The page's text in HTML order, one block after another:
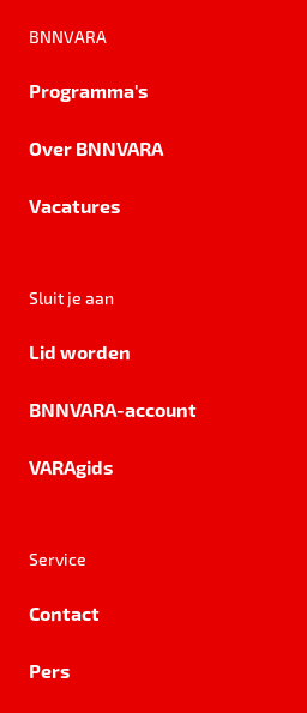
BNNVARA
Programma's
Over BNNVARA
Vacatures
Sluit je aan
Lid worden
BNNVARA-account
VARAgids
Service
Contact
Pers